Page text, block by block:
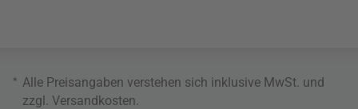
* Alle Preisangaben verstehen sich inklusive MwSt. und
zzgl. Versandkosten